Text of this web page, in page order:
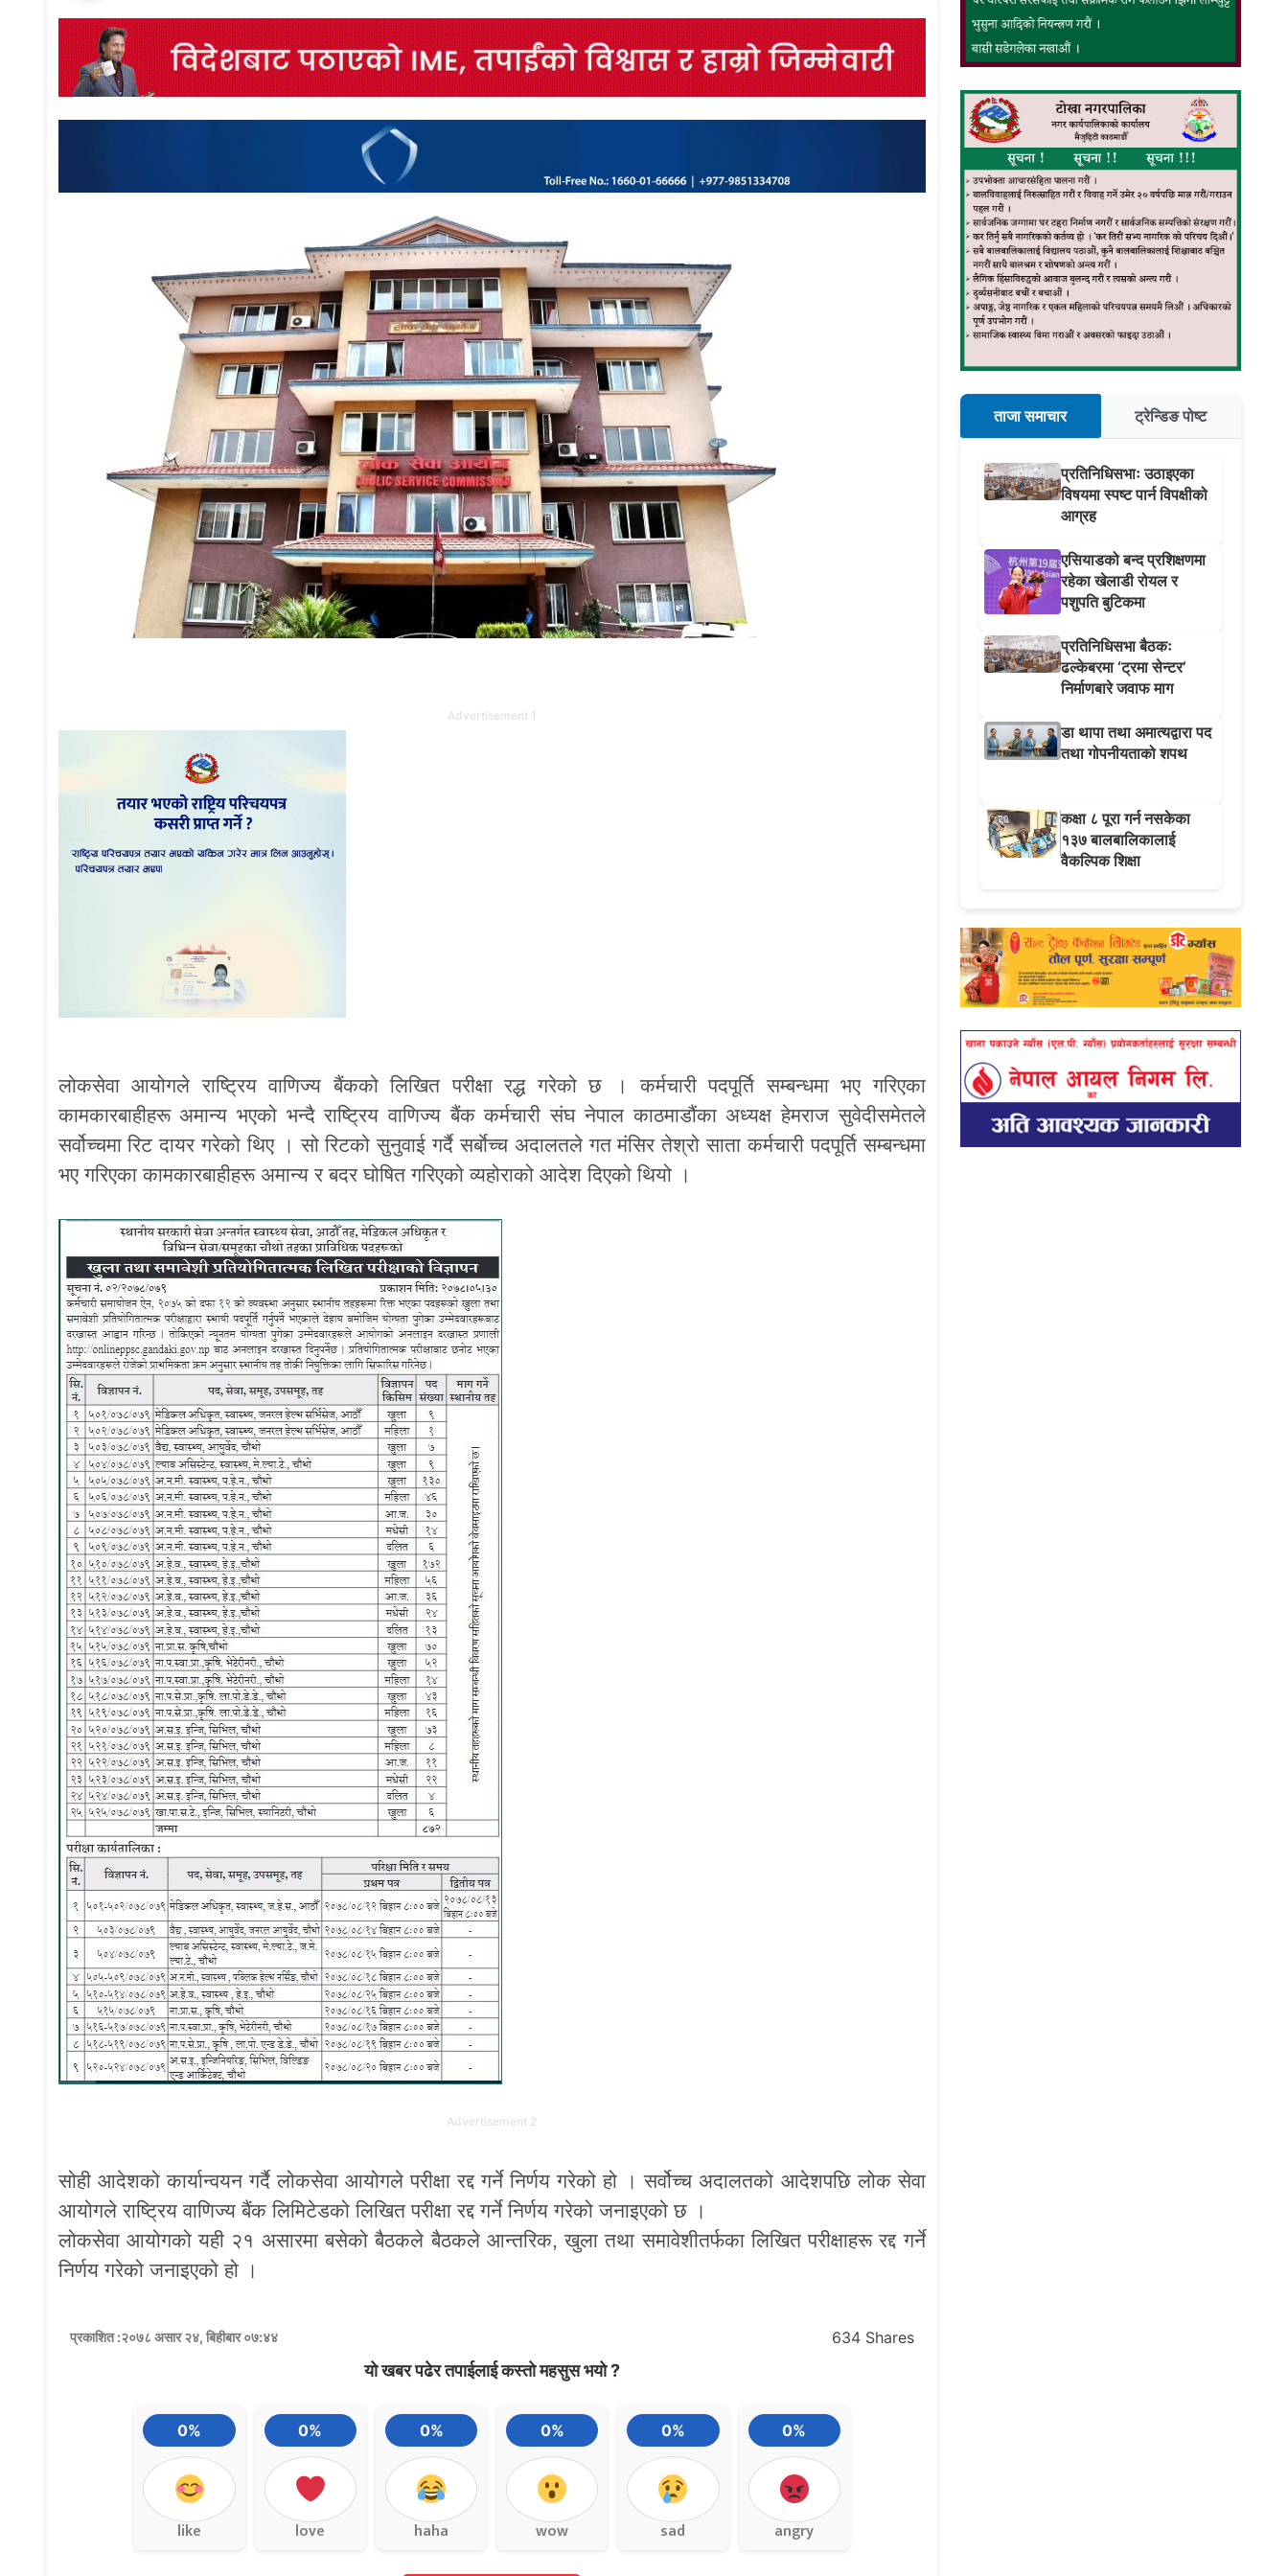
Advertisement 1
लोकसेवा आयोगले राष्ट्रिय वाणिज्य बैंकको लिखित परीक्षा रद्ध गरेको छ । कर्मचारी पदपूर्ति सम्बन्धमा भए गरिएका
कामकारबाहीहरू अमान्य भएको भन्दै राष्ट्रिय वाणिज्य बैंक कर्मचारी संघ नेपाल काठमाडौंका अध्यक्ष हेमराज सुवेदीसमेतले
सर्वोच्चमा रिट दायर गरेको थिए । सो रिटको सुनुवाई गर्दै सर्बाेच्च अदालतले गत मंसिर तेश्रो साता कर्मचारी पदपूर्ति सम्बन्धमा
भए गरिएका कामकारबाहीहरू अमान्य र बदर घोषित गरिएको व्यहोराको आदेश दिएको थियो ।
Advertisement 2
सोही आदेशको कार्यान्वयन गर्दै लोकसेवा आयोगले परीक्षा रद्द गर्ने निर्णय गरेको हो । सर्वोच्च अदालतको आदेशपछि लोक सेवा
आयोगले राष्ट्रिय वाणिज्य बैंक लिमिटेडको लिखित परीक्षा रद्द गर्ने निर्णय गरेको जनाइएको छ ।
लोकसेवा आयोगको यही २१ असारमा बसेको बैठकले बैठकले आन्तरिक, खुला तथा समावेशीतर्फका लिखित परीक्षाहरू रद्द गर्ने
निर्णय गरेको जनाइएको हो ।
प्रकाशित :२०७८ असार २४, बिहीबार ०७:४४ 634 Shares
यो खबर पढेर तपाईलाई कस्तो महसुस भयो ?
0%
like
0%
love
0%
haha
0%
wow
0%
sad
0%
angry
ताजा समाचार ट्रेन्डिङ पोष्ट
प्रतिनिधिसभाः उठाइएका
विषयमा स्पष्ट पार्न विपक्षीको
आग्रह
एसियाडको बन्द प्रशिक्षणमा
रहेका खेलाडी रोयल र
पशुपति बुटिकमा
प्रतिनिधिसभा बैठकः
ढल्केबरमा ‘ट्रमा सेन्टर’
निर्माणबारे जवाफ माग
डा थापा तथा अमात्यद्वारा पद
तथा गोपनीयताको शपथ
कक्षा ८ पूरा गर्न नसकेका
१३७ बालबालिकालाई
वैकल्पिक शिक्षा